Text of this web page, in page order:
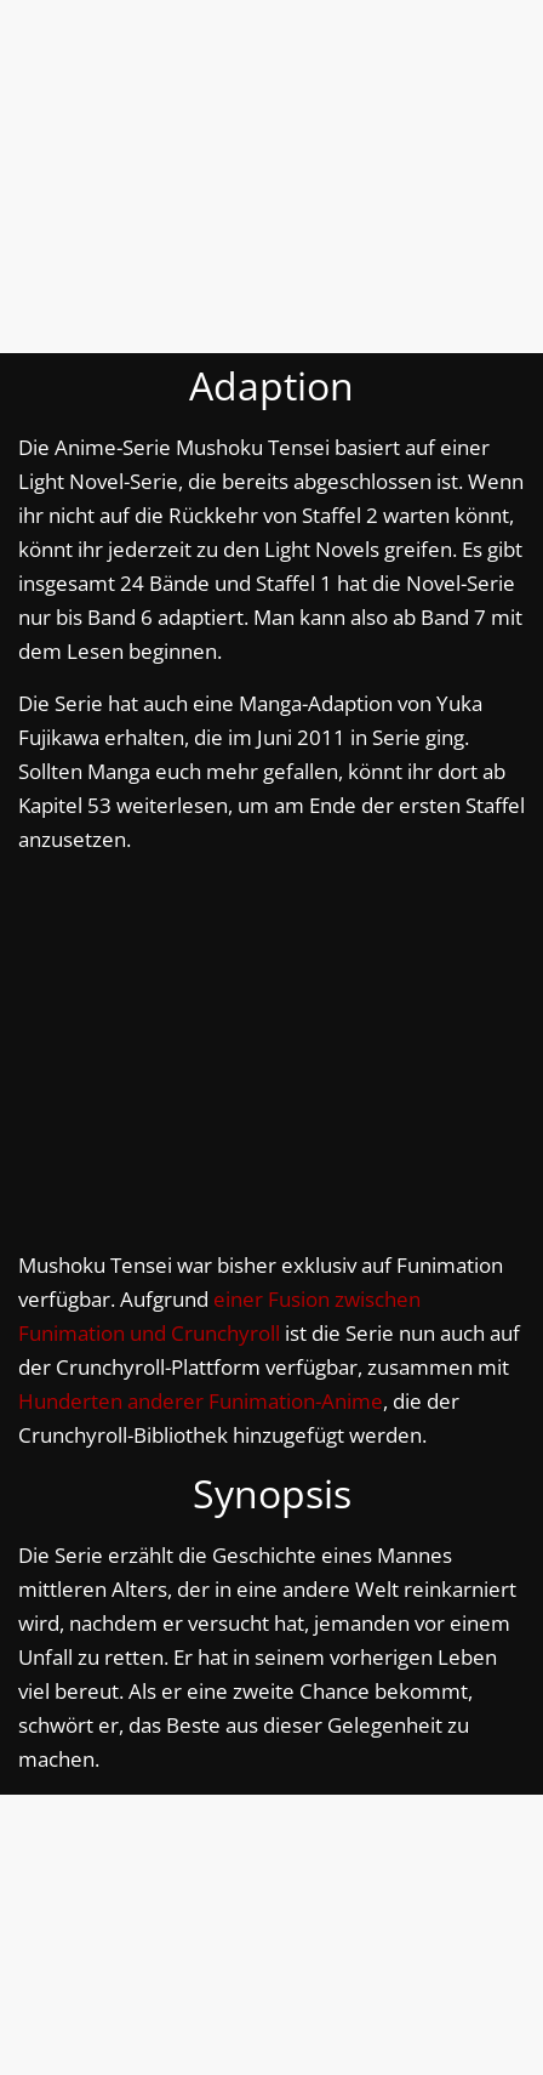
Adaption
Die Anime-Serie Mushoku Tensei basiert auf einer
Light Novel-Serie, die bereits abgeschlossen ist. Wenn
ihr nicht auf die Rückkehr von Staffel 2 warten könnt,
könnt ihr jederzeit zu den Light Novels greifen. Es gibt
insgesamt 24 Bände und Staffel 1 hat die Novel-Serie
nur bis Band 6 adaptiert. Man kann also ab Band 7 mit
dem Lesen beginnen.
Die Serie hat auch eine Manga-Adaption von Yuka
Fujikawa erhalten, die im Juni 2011 in Serie ging.
Sollten Manga euch mehr gefallen, könnt ihr dort ab
Kapitel 53 weiterlesen, um am Ende der ersten Staffel
anzusetzen.
Mushoku Tensei war bisher exklusiv auf Funimation
verfügbar. Aufgrund einer Fusion zwischen
Funimation und Crunchyroll ist die Serie nun auch auf
der Crunchyroll-Plattform verfügbar, zusammen mit
Hunderten anderer Funimation-Anime, die der
Crunchyroll-Bibliothek hinzugefügt werden.
Synopsis
Die Serie erzählt die Geschichte eines Mannes
mittleren Alters, der in eine andere Welt reinkarniert
wird, nachdem er versucht hat, jemanden vor einem
Unfall zu retten. Er hat in seinem vorherigen Leben
viel bereut. Als er eine zweite Chance bekommt,
schwört er, das Beste aus dieser Gelegenheit zu
machen.